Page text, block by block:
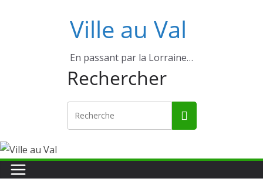
Ville au Val
En passant par la Lorraine…
Rechercher